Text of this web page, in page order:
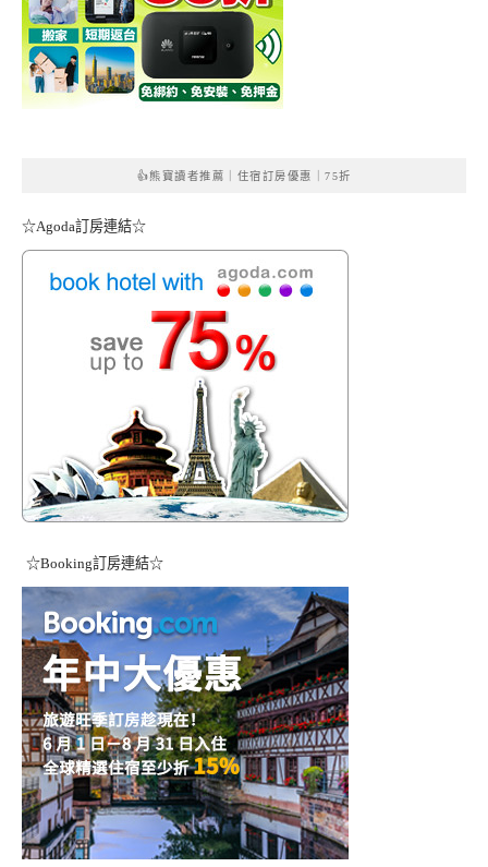
👍熊寶讀者推薦｜住宿訂房優惠｜75折
☆Agoda訂房連結☆
☆Booking訂房連結☆